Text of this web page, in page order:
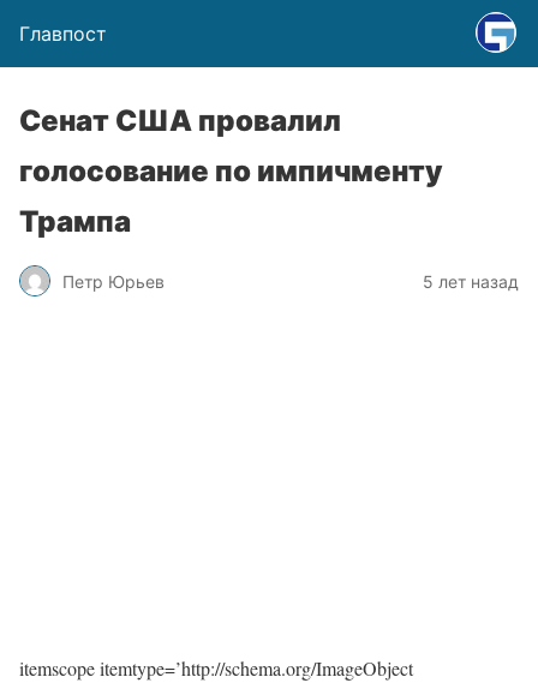
Главпост
Сенат США провалил
голосование по импичменту
Трампа
Петр Юрьев 5 лет назад
itemscope itemtype=’http://schema.org/ImageObject